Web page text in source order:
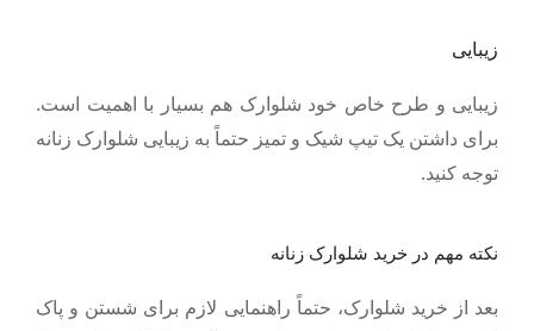
زیبایی
زیبایی و طرح خاص خود شلوارک هم بسیار با اهمیت است.
برای داشتن یک تیپ شیک و تمیز حتماً به زیبایی شلوارک زنانه
توجه کنید.
نکته مهم در خرید شلوارک زنانه
بعد از خرید شلوارک، حتماً راهنمایی لازم برای شستن و پاک